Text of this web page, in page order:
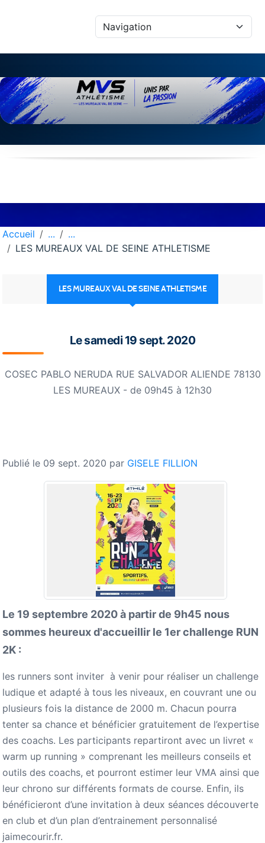
Accueil
LES MUREAUX VAL DE SEINE ATHLETISME
LES MUREAUX VAL DE SEINE ATHLETISME
Lesamedi 19sept.2020
COSEC PABLO NERUDA RUE SALVADOR ALIENDE 78130
LES MUREAUX - de 09h45 à 12h30
Publié le 09 sept. 2020 par GISELE FILLION
Le 19 septembre 2020 à partir de 9h45 nous
sommes heureux d'accueillir le 1er challenge RUN
2K :
les runners sont inviter à venir pour réaliser un challenge
ludique et adapté à tous les niveaux, en couvrant une ou
plusieurs fois la distance de 2000 m. Chacun pourra
tenter sa chance et bénéficier gratuitement de l’expertise
des coachs. Les participants repartiront avec un livret «
warm up running » comprenant les meilleurs conseils et
outils des coachs, et pourront estimer leur VMA ainsi que
leur chrono sur différents formats de course. Enfin, ils
bénéficieront d’une invitation à deux séances découverte
en club et d’un plan d’entrainement personnalisé
jaimecourir.fr.